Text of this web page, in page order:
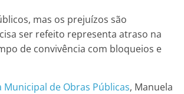
mas os prejuízos são
ser refeito representa atraso na
de convivência com bloqueios e
Municipal de Obras Públicas, Manuela